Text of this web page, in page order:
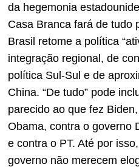
da hegemonia
Casa Branca fará de tudo
Brasil retome a política
integração regional, de
política Sul-Sul e de
China. “De tudo” pode
parecido ao que fez
Obama, contra o governo
e contra o PT. Até por
governo não merecem